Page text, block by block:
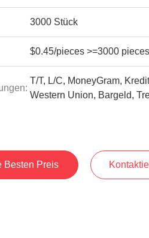
3000 Stück
$0.45/pieces >=3000 pieces
T/T, L/C, MoneyGram,
Western Union, Bargeld,
Besten Preis